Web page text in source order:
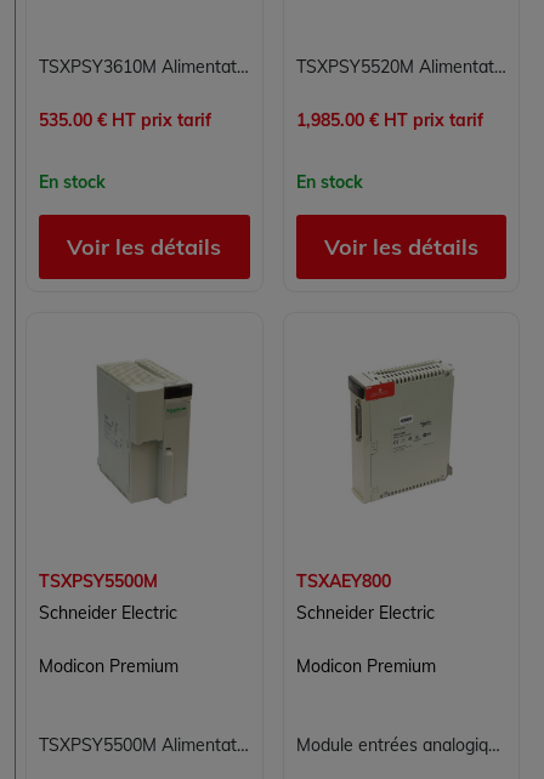
TSXPSY3610M Alimentation Modicon Premium Schneider Electric
535.00 € HT prix tarif
En stock
Voir les détails
TSXPSY5520M Alimentation Modicon Premium Schneider Electric
1,985.00 € HT prix tarif
En stock
Voir les détails
TSXPSY5500M
Schneider Electric
Modicon Premium
TSXPSY5500M Alimentation Modicon Premium Schneider Electric
TSXAEY800
Schneider Electric
Modicon Premium
Module entrées analogiques TSXAEY800 Schneider Modicon Premium 8 voies multigamme 12 bits